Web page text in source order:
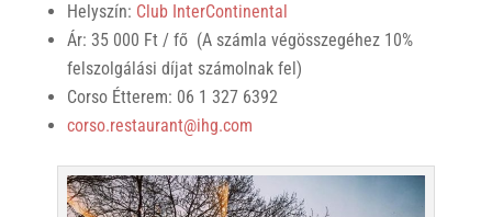
Helyszín: Club InterContinental
Ár: 35 000 Ft / fő (A számla végösszegéhez 10%
felszolgálási díjat számolnak fel)
Corso Étterem: 06 1 327 6392
corso.restaurant@ihg.com